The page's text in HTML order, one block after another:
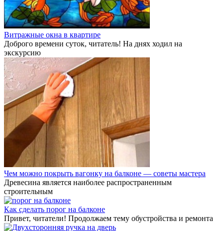
Витражные окна в квартире
Доброго времени суток, читатель! На днях ходил на
экскурсию
Чем можно покрыть вагонку на балконе — советы мастера
Древесина является наиболее распространенным
строительным
Как сделать порог на балконе
Привет, читатели! Продолжаем тему обустройства и ремонта